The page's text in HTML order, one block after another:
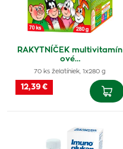
RAKYTNÍČEK multivitamín
ové…
70 ks želatíniek, 1x280 g
12,39 €